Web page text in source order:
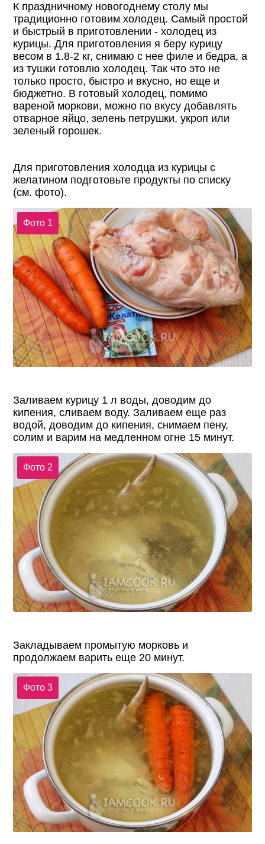
К праздничному новогоднему столу мы
традиционно готовим холодец. Самый простой
и быстрый в приготовлении - холодец из
курицы. Для приготовления я беру курицу
весом в 1.8-2 кг, снимаю с нее филе и бедра, а
из тушки готовлю холодец. Так что это не
только просто, быстро и вкусно, но еще и
бюджетно. В готовый холодец, помимо
вареной моркови, можно по вкусу добавлять
отварное яйцо, зелень петрушки, укроп или
зеленый горошек.
Для приготовления холодца из курицы с
желатином подготовьте продукты по списку
(см. фото).
Фото 1
Заливаем курицу 1 л воды, доводим до
кипения, сливаем воду. Заливаем еще раз
водой, доводим до кипения, снимаем пену,
солим и варим на медленном огне 15 минут.
Фото 2
Закладываем промытую морковь и
продолжаем варить еще 20 минут.
Фото 3